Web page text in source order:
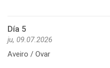
Día 5
ju, 09.07.2026
Aveiro / Ovar